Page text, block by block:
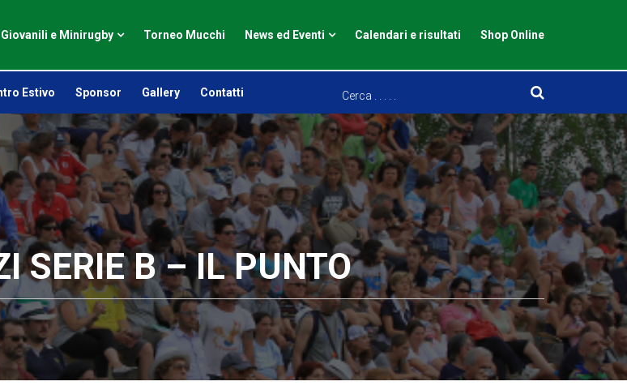
Giovanili e Minirugby Torneo Mucchi News ed Eventi Calendari e risultati Shop Online
Estivo Sponsor Gallery Contatti
SERIE B – IL PUNTO